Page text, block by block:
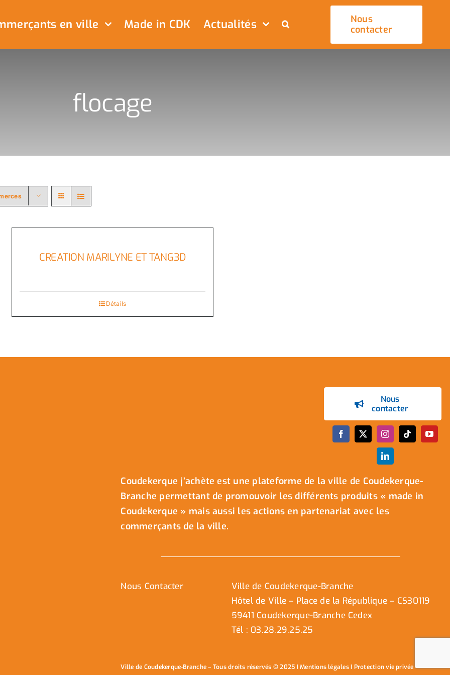
en ville Made in CDK Actualités
Nous
contacter
flocage
CREATION MARILYNE ET TANG3D
Détails
Nous
contacter
Coudekerque j’achète est une plateforme de la ville de Coudekerque-
Branche permettant de promouvoir les différents produits « made in
Coudekerque » mais aussi les actions en partenariat avec les
commerçants de la ville.
Nous Contacter
Ville de Coudekerque-Branche
Hôtel de Ville – Place de la République – CS30119
59411 Coudekerque-Branche Cedex
Tél : 03.28.29.25.25
Ville de Coudekerque-Branche – Tous droits réservés © 2025 IMentions légalesI Protection vie privée